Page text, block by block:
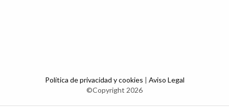
Política de privacidad y cookies | Aviso Legal
©Copyright 2026